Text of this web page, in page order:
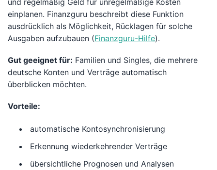
und regelmäßig Geld für unregelmäßige Kosten
einplanen. Finanzguru beschreibt diese Funktion
ausdrücklich als Möglichkeit, Rücklagen für solche
Ausgaben aufzubauen (Finanzguru-Hilfe).
Gut geeignet für: Familien und Singles, die mehrere
deutsche Konten und Verträge automatisch
überblicken möchten.
Vorteile:
automatische Kontosynchronisierung
Erkennung wiederkehrender Verträge
übersichtliche Prognosen und Analysen